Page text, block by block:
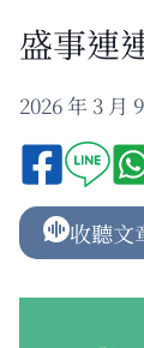
盛事連
2026 年 3 月
收聽文